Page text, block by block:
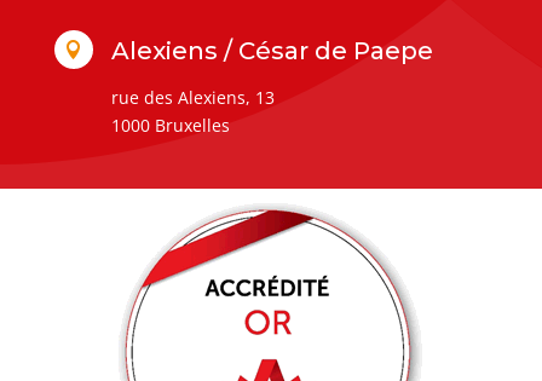
 Alexiens / César de Paepe
rue des Alexiens, 13
1000 Bruxelles